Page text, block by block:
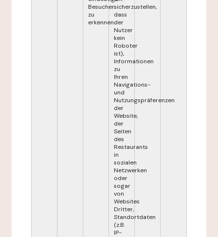
Besucher
zu
erkennen.
sicherzustellen,
dass
der
Nutzer
kein
Roboter
ist),
Informationen
zu
Ihren
Navigations-
und
Nutzungspräferenzen
der
Website,
der
Seiten
des
Restaurants
in
sozialen
Netzwerken
oder
sogar
von
Websites
Dritter,
Standortdaten
(z.B.
IP-